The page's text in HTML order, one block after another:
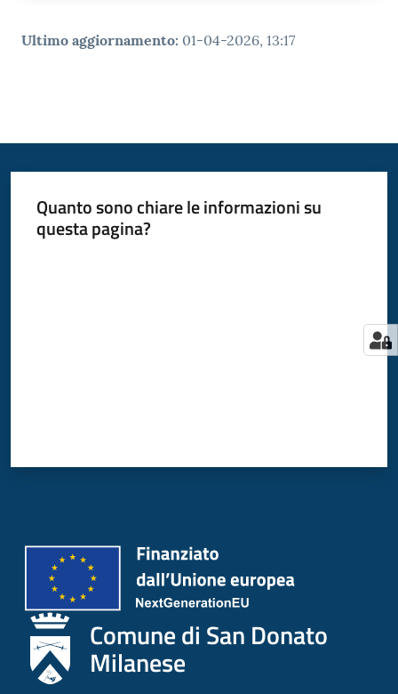
Ultimo aggiornamento: 01-04-2026, 13:17
Quanto sono chiare le informazioni su
questa pagina?
Comune di San Donato
Milanese